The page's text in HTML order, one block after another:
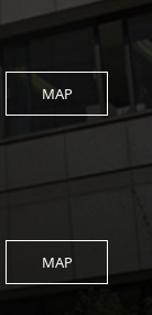
MAP
MAP